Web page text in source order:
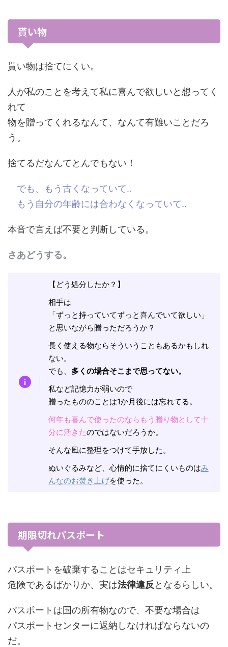
貰い物
貰い物は捨てにくい。
人が私のことを考えて私に喜んで欲しいと想ってく
れて
物を贈ってくれるなんて、なんて有難いことだろ
う。
捨てるだなんてとんでもない！
でも、もう古くなっていて‥
もう自分の年齢には合わなくなっていて‥
本音で言えば不要と判断している。
さあどうする。
【どう処分したか？】
相手は
「ずっと持っていてずっと喜んでいて欲しい」
と思いながら贈っただろうか？
長く使える物ならそういうこともあるかもしれ
ない。
でも、 多くの場合そこまで思ってない。
私など記憶力が弱いので
贈ったもののことは1か月後には忘れてる。
何年も喜んで使ったのならもう贈り物として十
分に活きたのではないだろうか。
そんな風に整理をつけて手放した。
ぬいぐるみなど、心情的に捨てにくいものはみ
んなのお焚き上げを使った。
期限切れパスポート
パスポートを破棄することはセキュリティ上
危険であるばかりか、実は法律違反となるらしい。
パスポートは国の所有物なので、不要な場合は
パスポートセンターに返納しなければならないの
だ。